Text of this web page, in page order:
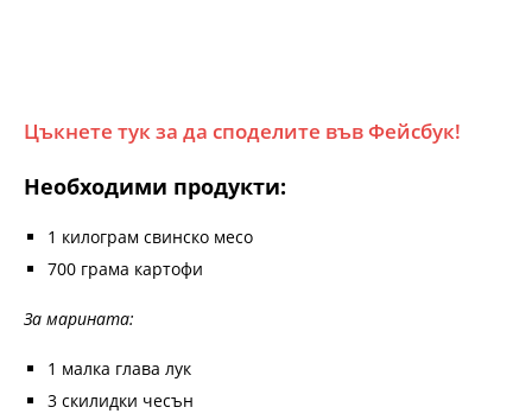
Цъкнете тук за да споделите във Фейсбук!
Необходими продукти:
1 килограм свинско месо
700 грама картофи
За марината:
1 малка глава лук
3 скилидки чесън